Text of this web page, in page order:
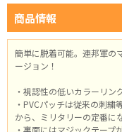
商品情報
簡単に脱着可能。連邦軍の
ージョン！
・視認性の低いカラーリン
・PVCパッチは従来の刺
から、ミリタリーの定番に
・裏面にはマジックテープ